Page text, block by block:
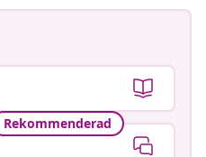
Rekommenderad